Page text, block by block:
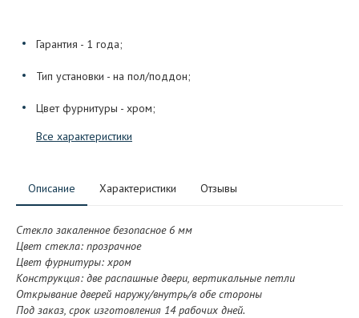
Гарантия - 1 года;
Тип установки - на пол/поддон;
Цвет фурнитуры - хром;
Все характеристики
Описание Характеристики Отзывы
Стекло закаленное безопасное 6 мм
Цвет стекла: прозрачное
Цвет фурнитуры: хром
Конструкция: две распашные двери, вертикальные петли
Открывание дверей наружу/внутрь/в обе стороны
Под заказ, срок изготовления 14 рабочих дней.